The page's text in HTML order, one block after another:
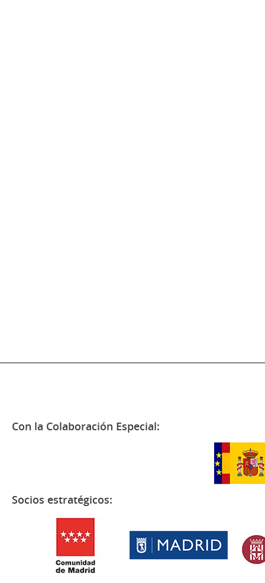
Con la Colaboración Especial:
Socios estratégicos: